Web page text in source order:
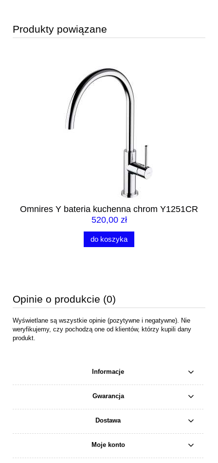
Produkty powiązane
Omnires Y bateria kuchenna chrom Y1251CR
520,00 zł
do koszyka
Opinie o produkcie (0)
Wyświetlane są wszystkie opinie (pozytywne i negatywne). Nie
weryfikujemy, czy pochodzą one od klientów, którzy kupili dany
produkt.
Informacje
Gwarancja
Dostawa
Moje konto